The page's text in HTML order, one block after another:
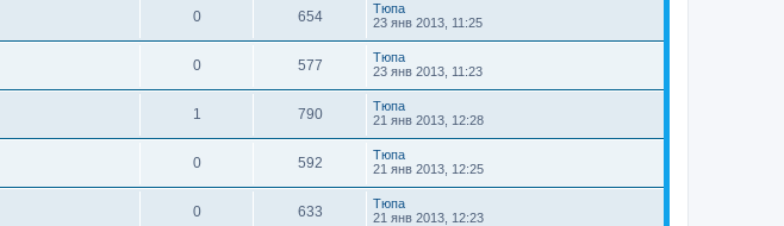
0 654
Тюпа
23 янв 2013, 11:25
0 577
Тюпа
23 янв 2013, 11:23
1 790
Тюпа
21 янв 2013, 12:28
0 592
Тюпа
21 янв 2013, 12:25
0 633
Тюпа
21 янв 2013, 12:23